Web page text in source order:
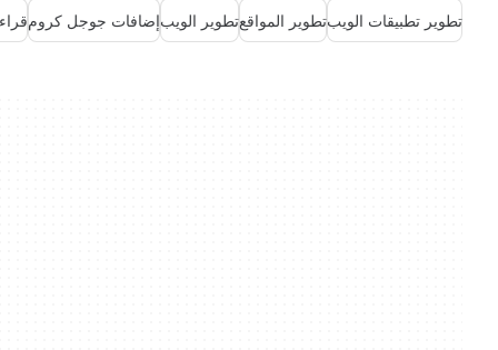
تطوير تطبيقات الويبتطوير المواقعتطوير الويبإضافات جوجل كروم